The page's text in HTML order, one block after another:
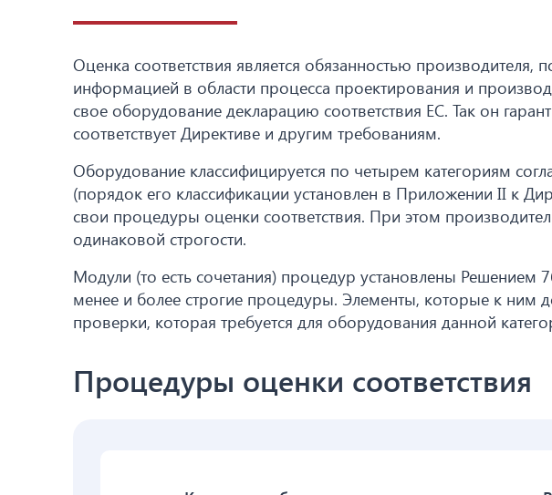
Оценка соответствия является обязанностью
информацией в области процесса проектирования и
свое оборудование декларацию соответствия ЕС. Так он
соответствует Директиве и другим требованиям.
Оборудование классифицируется по четырем категориям
(порядок его классификации установлен в Приложении II к
свои процедуры оценки соответствия. При этом
одинаковой строгости.
Модули (то есть сочетания) процедур установлены
менее и более строгие процедуры. Элементы, которые к ним
проверки, которая требуется для оборудования данной
Процедуры оценки соответствия